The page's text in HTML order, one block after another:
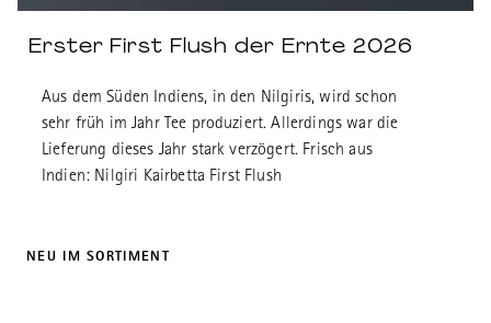
Erster First Flush der Ernte 2026
Aus dem Süden Indiens, in den Nilgiris, wird schon
sehr früh im Jahr Tee produziert. Allerdings war die
Lieferung dieses Jahr stark verzögert. Frisch aus
Indien: Nilgiri Kairbetta First Flush
NEU IM SORTIMENT